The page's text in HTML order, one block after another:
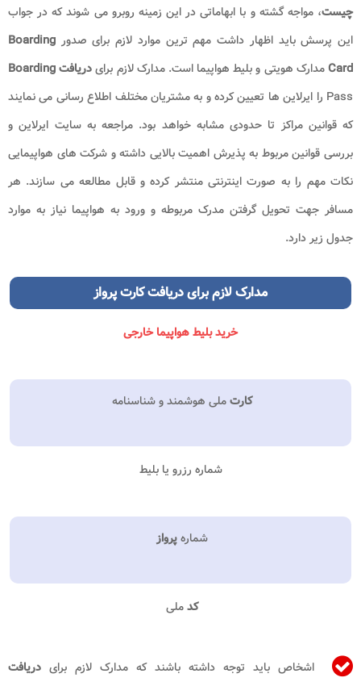
چیست، مواجه گشته و با ابهاماتی در این زمینه روبرو می شوند که در جواب
این پرسش باید اظهار داشت مهم ترین موارد لازم برای صدور Boarding
Cardمدارک هویتی و بلیط هواپیما است. مدارک لازم برایدریافت Boarding
Pass را ایرلاین ها تعیین کرده و به مشتریان مختلف اطلاع رسانی می نمایند
که قوانین مراکز تا حدودی مشابه خواهد بود. مراجعه به سایت ایرلاین و
بررسی قوانین مربوط به پذیرش اهمیت بالایی داشته و شرکت های هواپیمایی
نکات مهم را به صورت اینترنتی منتشر کرده و قابل مطالعه می سازند. هر
مسافر جهت تحویل گرفتن مدرک مربوطه و ورود به هواپیما نیاز به موارد
جدول زیر دارد.
مدارک لازم برایدریافت کارت پرواز
خرید بلیط هواپیما خارجی
کارتملی هوشمند و شناسنامه
شماره رزرو یا بلیط
شمارهپرواز
کدملی
اشخاص باید توجه داشته باشند که مدارک لازم برای دریافت